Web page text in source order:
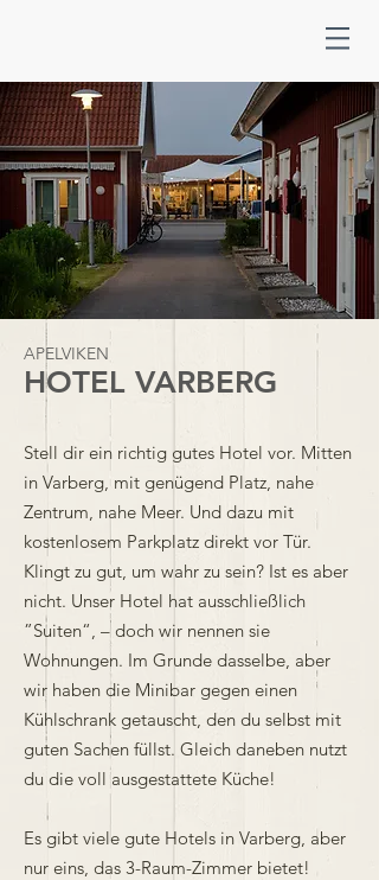
APELVIKEN
HOTEL VARBERG
Stell dir ein richtig gutes Hotel vor. Mitten
in Varberg, mit genügend Platz, nahe
Zentrum, nahe Meer. Und dazu mit
kostenlosem Parkplatz direkt vor Tür.
Klingt zu gut, um wahr zu sein? Ist es aber
nicht. Unser Hotel hat ausschließlich
”Suiten“, – doch wir nennen sie
Wohnungen. Im Grunde dasselbe, aber
wir haben die Minibar gegen einen
Kühlschrank getauscht, den du selbst mit
guten Sachen füllst. Gleich daneben nutzt
du die voll ausgestattete Küche!
Es gibt viele gute Hotels in Varberg, aber
nur eins, das 3-Raum-Zimmer bietet!